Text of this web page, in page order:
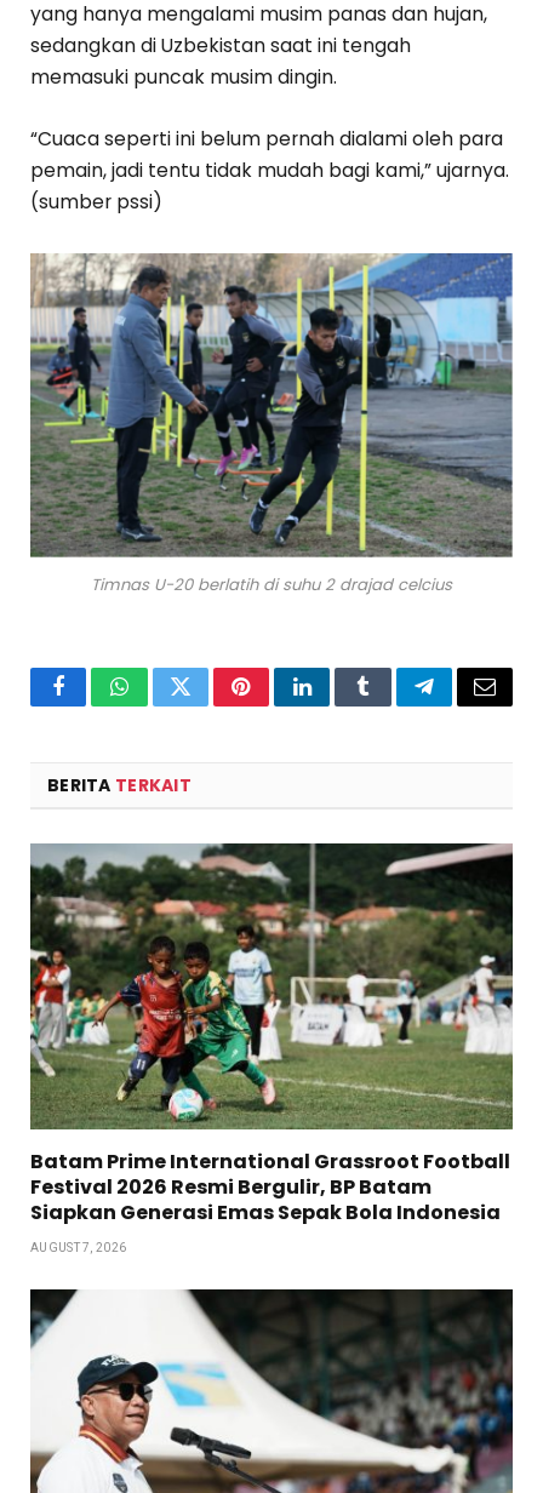
yang hanya mengalami musim panas dan hujan,
sedangkan di Uzbekistan saat ini tengah
memasuki puncak musim dingin.
“Cuaca seperti ini belum pernah dialami oleh para
pemain, jadi tentu tidak mudah bagi kami,” ujarnya.
(sumber pssi)
Timnas U-20 berlatih di suhu 2 drajad celcius
FacebookWhatsAppTwitterPinterestLinkedInTumblrTelegramEmail
BERITA TERKAIT
Batam Prime International Grassroot Football
Festival 2026 Resmi Bergulir, BP Batam
Siapkan Generasi Emas Sepak Bola Indonesia
AUGUST 7, 2026